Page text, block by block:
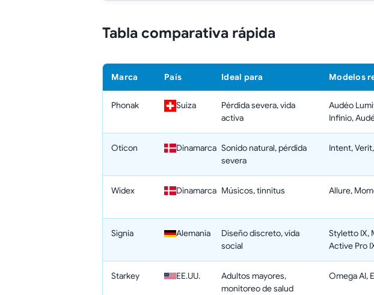
Tabla comparativa rápida
Marca País Ideal para Modelos
Phonak Suiza
Pérdida severa, vida
activa
Audéo
Infinio,
Oticon Dinamarca Sonido natural, pérdida
severa
Intent,
Widex Dinamarca Músicos, tinnitus Allure,
Signia Alemania
Diseño discreto, vida
social
Styletto IX,
Active Pro
Starkey EE.UU.
Adultos mayores,
monitoreo de salud
Omega AI,